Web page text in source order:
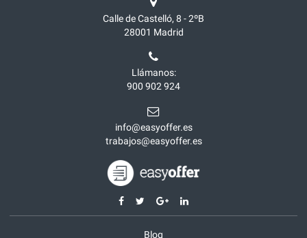
Calle de Castelló, 8 - 2ºB
28001 Madrid
Llámanos:
900 902 924
info@easyoffer.es
trabajos@easyoffer.es
Blog